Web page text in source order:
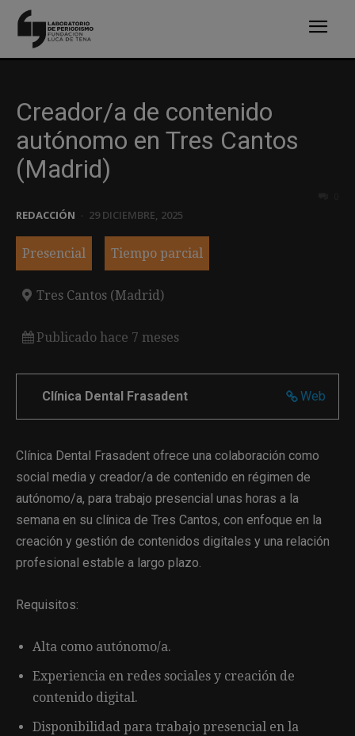
Creador/a de contenido
autónomo en Tres Cantos
(Madrid)
REDACCIÓN 29 DICIEMBRE, 2025
Presencial Tiempo parcial
Tres Cantos (Madrid)
Publicado hace 7 meses
Web
Clínica Dental Frasadent
Clínica Dental Frasadent ofrece una colaboración como
social media y creador/a de contenido en régimen de
autónomo/a, para trabajo presencial unas horas a la
semana en su clínica de Tres Cantos, con enfoque en la
creación y gestión de contenidos digitales y una relación
profesional estable a largo plazo.
Requisitos:
Alta como autónomo/a.
Experiencia en redes sociales y creación de
contenido digital.
Disponibilidad para trabajo presencial en la